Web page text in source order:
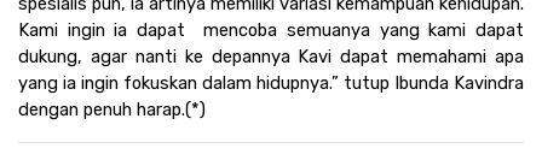
Kami ingin ia dapat  mencoba semuanya yang kami dapat
dukung, agar nanti ke depannya Kavi dapat memahami apa
yang ia ingin fokuskan dalam hidupnya.” tutup Ibunda Kavindra
dengan penuh harap.(*)